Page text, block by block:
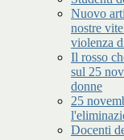
Nuovo
nostre
violenza
Il rosso
sul 25
donne
25
Docenti